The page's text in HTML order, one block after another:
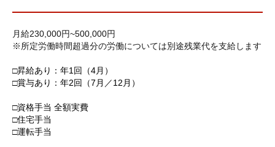
月給230,000円~500,000円
※所定労働時間超過分の労働については別途残業代を支給します
□昇給あり：年1回（4月）
□賞与あり：年2回（7月／12月）
□資格手当 全額実費
□住宅手当
□運転手当